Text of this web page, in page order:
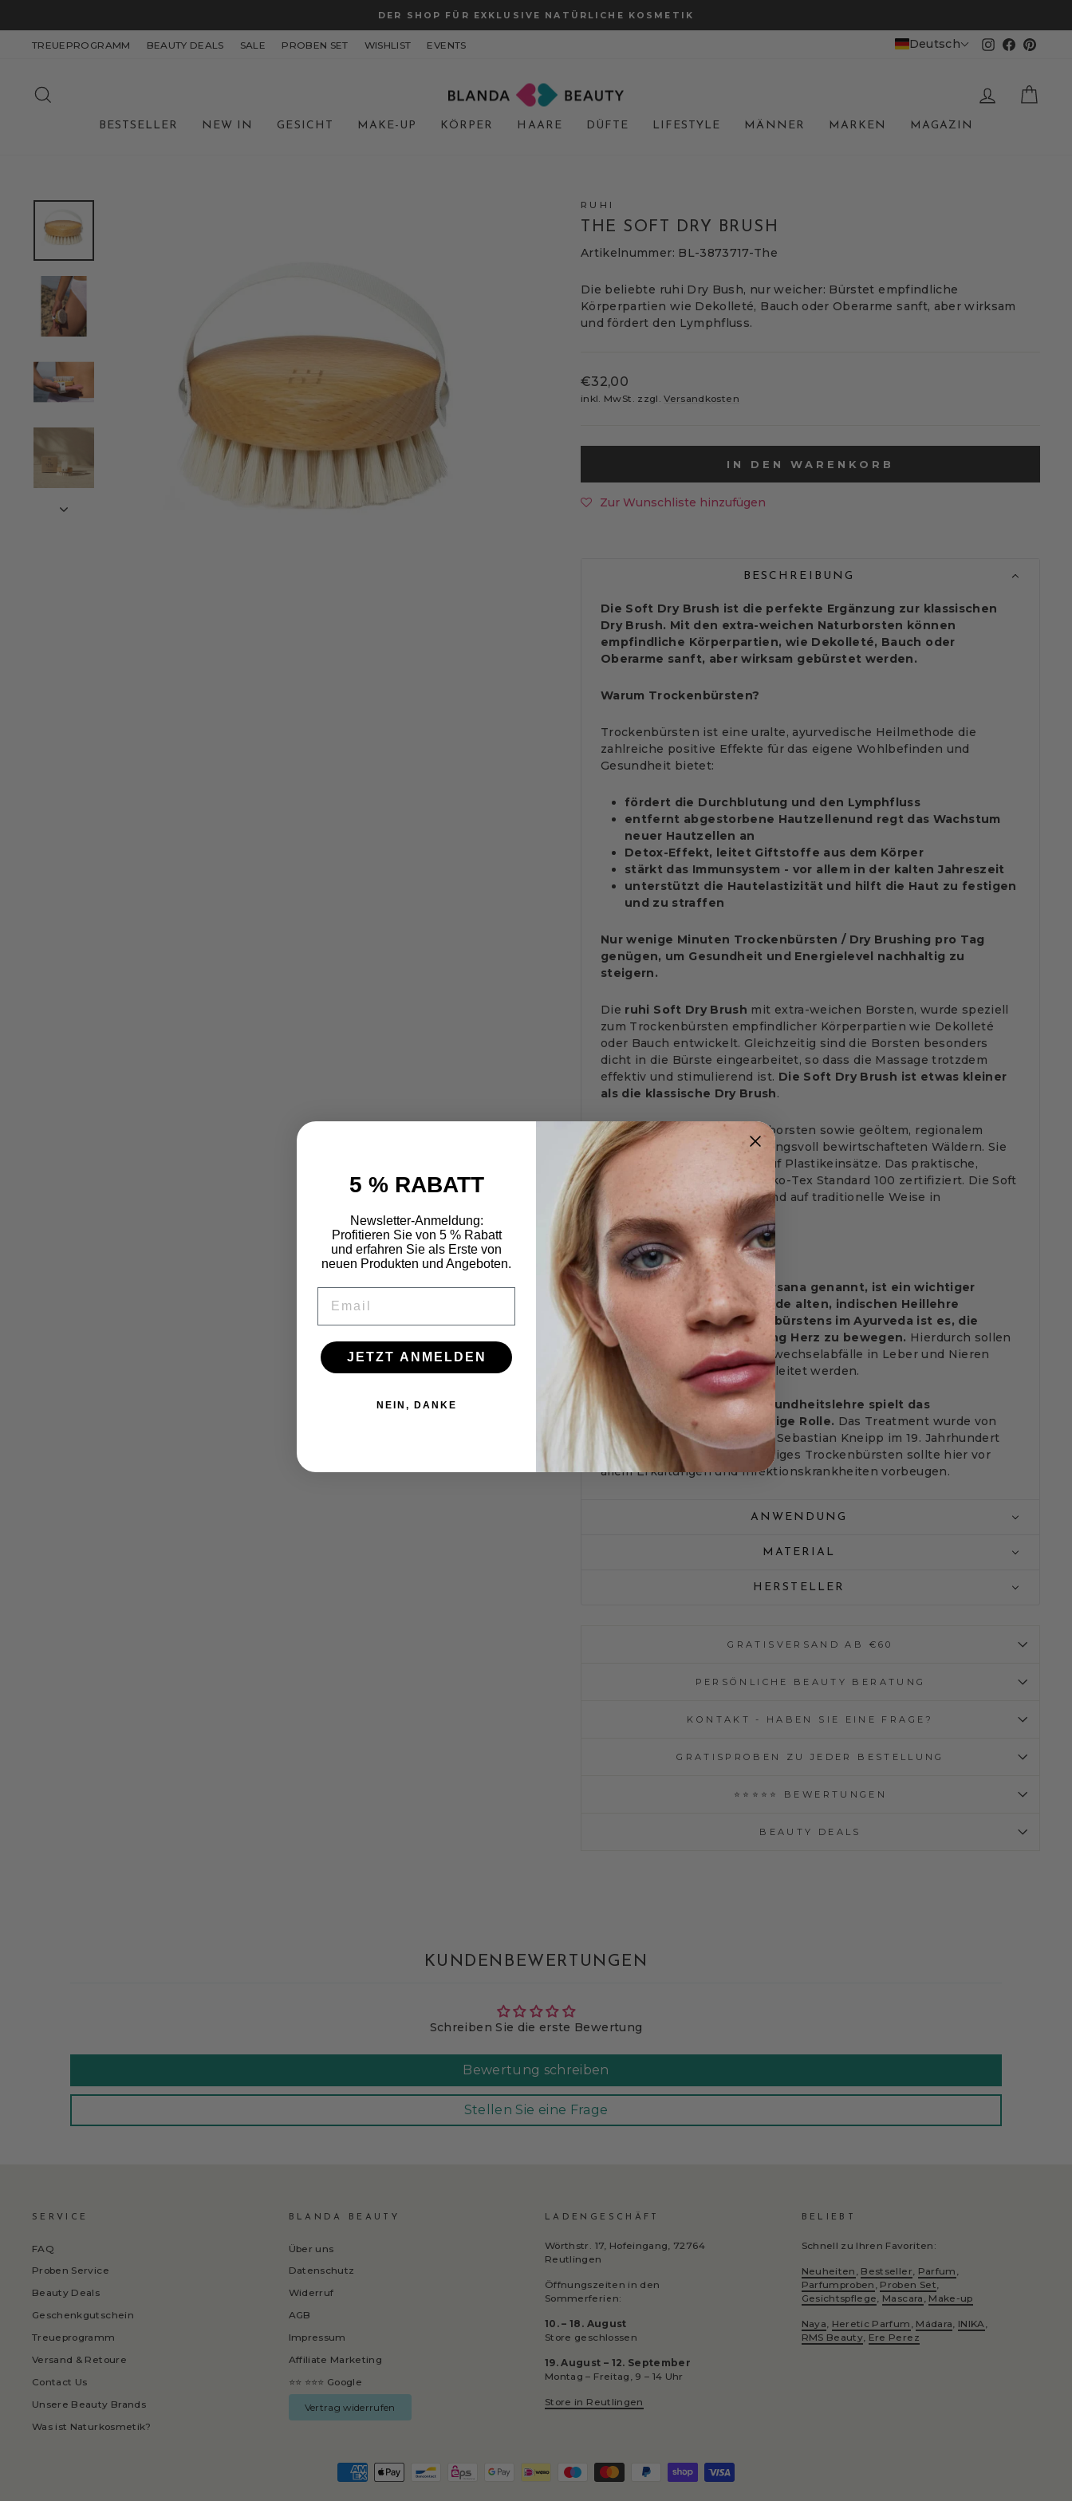
Inhalt
Pause
DER SHOP FÜR EXKLUSIVE NATÜRLICHE KOSMETIK
TREUEPROGRAMM BEAUTY DEALS SALE PROBEN SET WISHLIST EVENTS Deutsch Instagram
Facebook
BESTSELLER NEW IN GESICHT MAKE-UP KÖRPER HAARE DÜFTE LIFESTYLE MÄNNER MARKEN MAGAZIN
RUHI
THE SOFT DRY BRUSH
Artikelnummer: BL-3873717-The
Die beliebte ruhi Dry Bush, nur weicher: Bürstet empfindliche
Körperpartien wie Dekolleté, Bauch oder Oberarme sanft, aber wirksam
und fördert den Lymphfluss.
Normaler
Preis
€32,00
inkl. MwSt. zzgl.Versandkosten
IN DEN WARENKORB
Zur Wunschliste hinzufügen
BESCHREIBUNG
Die Soft Dry Brush ist die perfekte Ergänzung zur klassischen
Dry Brush. Mit den extra-weichen Naturborsten können
empfindliche Körperpartien, wie Dekolleté, Bauch oder
Oberarme sanft, aber wirksam gebürstet werden.
Warum Trockenbürsten?
Trockenbürsten ist eine uralte, ayurvedische Heilmethode die
zahlreiche positive Effekte für das eigene Wohlbefinden und
Gesundheit bietet:
fördert die Durchblutung und den Lymphfluss
entfernt abgestorbene Hautzellenund regt das Wachstum
neuer Hautzellen an
Detox-Effekt, leitet Giftstoffe aus dem Körper
stärkt das Immunsystem - vor allem in der kalten Jahreszeit
unterstützt die Hautelastizität und hilft die Haut zu festigen
und zu straffen
Nur wenige Minuten Trockenbürsten / Dry Brushing pro Tag
genügen, um Gesundheit und Energielevel nachhaltig zu
steigern.
Die ruhi Soft Dry Brush mit extra-weichen Borsten, wurde speziell
zum Trockenbürsten empfindlicher Körperpartien wie Dekolleté
oder Bauch entwickelt. Gleichzeitig sind die Borsten besonders
dicht in die Bürste eingearbeitet, so dass die Massage trotzdem
effektiv und stimulierend ist. Die Soft Dry Brush ist etwas kleiner
als die klassische Dry Brush.
Sie besteht aus 100% Naturborsten sowie geöltem, regionalem
Buchenholz aus verantwortungsvoll bewirtschafteten Wäldern. Sie
haart nicht und verzichtet auf Plastikeinsätze. Das praktische,
elastische Gummiband ist Öko-Tex Standard 100 zertifiziert. Die Soft
Dry Brush wird nachhaltig und auf traditionelle Weise in
Deutschland gefertigt.
Das Ritual
Trockenbürsten, auch Gharsana genannt, ist ein wichtiger
Bestandteil der Jahrtausende alten, indischen Heillehre
Ayurveda.
Ziel des Trockenbürstens im Ayurveda ist es, die
Lymphflüssigkeit in Richtung Herz zu bewegen. Hierdurch sollen
gespeicherte Gifte und Stoffwechselabfälle in Leber und Nieren
geführt und schließlich abgeleitet werden.
Auch in der deutschen Gesundheitslehre spielt das
Trockenbürsten eine wichtige Rolle. Das Treatment wurde von
dem berühmten Heilkundler Sebastian Kneipp im 19. Jahrhundert
bekannt gemacht. Regelmäßiges Trockenbürsten sollte hier vor
allem Erkältungen und Infektionskrankheiten vorbeugen.
ANWENDUNG
MATERIAL
HERSTELLER
GRATISVERSAND AB €60
PERSÖNLICHE BEAUTY BERATUNG
KONTAKT - HABEN SIE EINE FRAGE?
GRATISPROBEN ZU JEDER BESTELLUNG
⭐⭐⭐⭐⭐ BEWERTUNGEN
BEAUTY DEALS
KUNDENBEWERTUNGEN
Schreiben Sie die erste Bewertung
Bewertung schreiben
Stellen Sie eine Frage
SERVICE
FAQ
Proben Service
Beauty Deals
Geschenkgutschein
Treueprogramm
Versand & Retoure
Contact Us
Unsere Beauty Brands
Was ist Naturkosmetik?
BLANDA BEAUTY
Über uns
Datenschutz
Widerruf
AGB
Impressum
Affiliate Marketing
⭐⭐ ⭐⭐⭐ Google
Vertrag widerrufen
LADENGESCHÄFT
Wörthstr. 17, Hofeingang, 72764
Reutlingen
Öffnungszeiten in den
Sommerferien:
10. – 18. August
Store geschlossen
19. August – 12. September
Montag – Freitag, 9 – 14 Uhr
Store in Reutlingen
BELIEBT
Schnell zu Ihren Favoriten:
Neuheiten Bestseller Parfum
Parfumproben Proben Set
Gesichtspflege Mascara Make-up
Naya Heretic Parfum Mádara INIKA
RMS Beauty Ere Perez
5 % RABATT
Newsletter-Anmeldung:
Profitieren Sie von 5 % Rabatt
und erfahren Sie als Erste von
neuen Produkten und Angeboten.
JETZT ANMELDEN
NEIN, DANKE